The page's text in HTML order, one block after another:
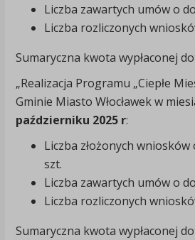
Liczba zawartych umów o
Liczba rozliczonych
Sumaryczna kwota wypłaconej
„Realizacja Programu „Ciepłe
Gminie Miasto Włocławek w
październiku 2025 r:
Liczba złożonych
szt.
Liczba zawartych umów o
Liczba rozliczonych
Sumaryczna kwota wypłaconej